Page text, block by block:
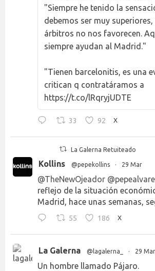
"Siempre he tenido la
debemos ser muy
árbitros no nos favorecen.
siempre ayudan al Madrid."
"Tienen barcelonitis, es una
critican q contratáramos a
https://t.co/lRqryjUDTE
33 92 X
La Galerna Retuiteado
Kollins @pepekollins · 29 Mar
@TheNewOjeador
reflejo de la situación
Madrid, hace unas semanas,
55 186 X
La Galerna @lagalerna_ · 29 Mar
Un hombre llamado Pájaro.